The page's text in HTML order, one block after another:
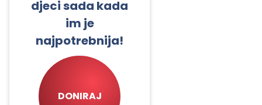
djeci sada kada
im je
najpotrebnija!
DONIRAJ